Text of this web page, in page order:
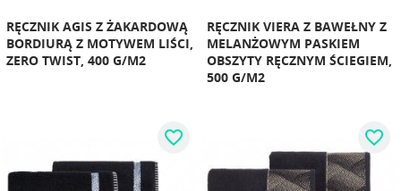
RĘCZNIK AGIS Z ŻAKARDOWĄ
BORDIURĄ Z MOTYWEM LIŚCI,
ZERO TWIST, 400 G/M2
RĘCZNIK VIERA Z BAWEŁNY Z
MELANŻOWYM PASKIEM
OBSZYTY RĘCZNYM ŚCIEGIEM,
500 G/M2
favorite_border favorite_border